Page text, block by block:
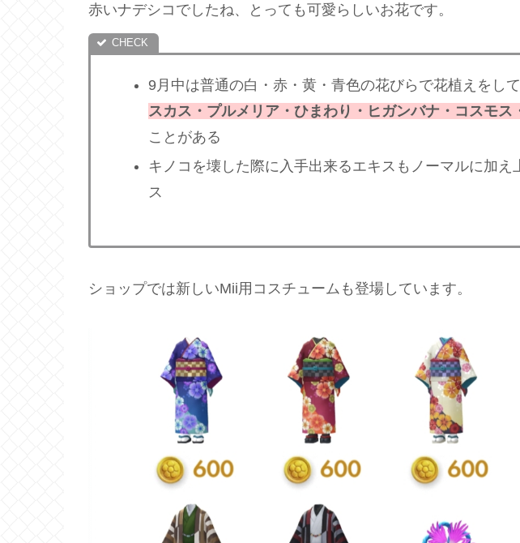
赤いナデシコでしたね、とっても可愛らしいお花です。
9月中は普通の白・赤・黄・青色の花びらで花植えをし
スカス・プルメリア・ひまわり・ヒガンバナ・コスモス
ことがある
キノコを壊した際に入手出来るエキスもノーマルに加え
ス
ショップでは新しいMii用コスチュームも登場しています。